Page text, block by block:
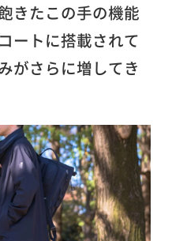
きたこの手の機能
ートに搭載されて
がさらに増してき